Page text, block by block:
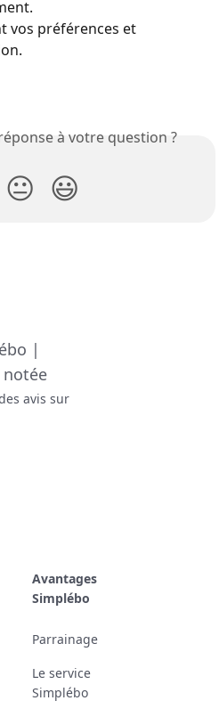
vos préférences et
à votre question ?
😐 😃
avis sur
Avantages
Simplébo
Parrainage
Le service
Simplébo